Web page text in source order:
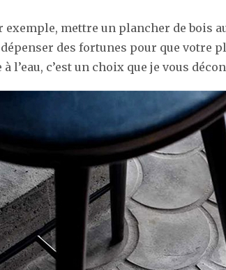
exemple, mettre un plancher de bois
des fortunes pour que votre
l’eau, c’est un choix que je vous